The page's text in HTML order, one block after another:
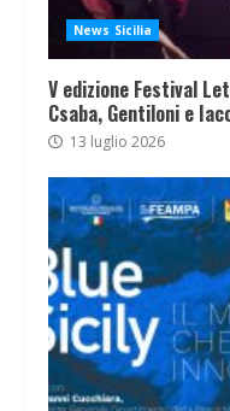
News Sicilia
V edizione Festival
Csaba, Gentiloni e
13 luglio 2026